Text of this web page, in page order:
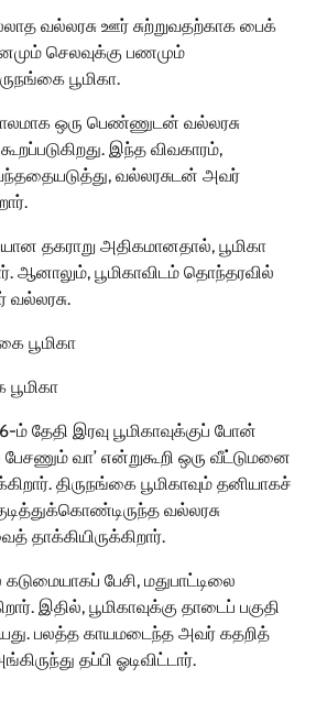
வல்லரசு ஊர் சுற்றுவதற்காக பைக்
செலவுக்கு பணமும்
பூமிகா.
ஒரு பெண்ணுடன் வல்லரசு
இந்த விவகாரம்,
வல்லரசுடன் அவர்
தகராறு அதிகமானதால், பூமிகா
ஆனாலும், பூமிகாவிடம் தொந்தரவில்
வல்லரசு.
தேதி இரவு பூமிகாவுக்குப் போன்
வா’ என்றுகூறி ஒரு வீட்டுமனை
திருநங்கை பூமிகாவும் தனியாகச்
வல்லரசு
தாக்கியிருக்கிறார்.
பேசி, மதுபாட்டிலை
இதில், பூமிகாவுக்கு தாடைப் பகுதி
பலத்த காயமடைந்த அவர் கதறித்
தப்பி ஓடிவிட்டார்.